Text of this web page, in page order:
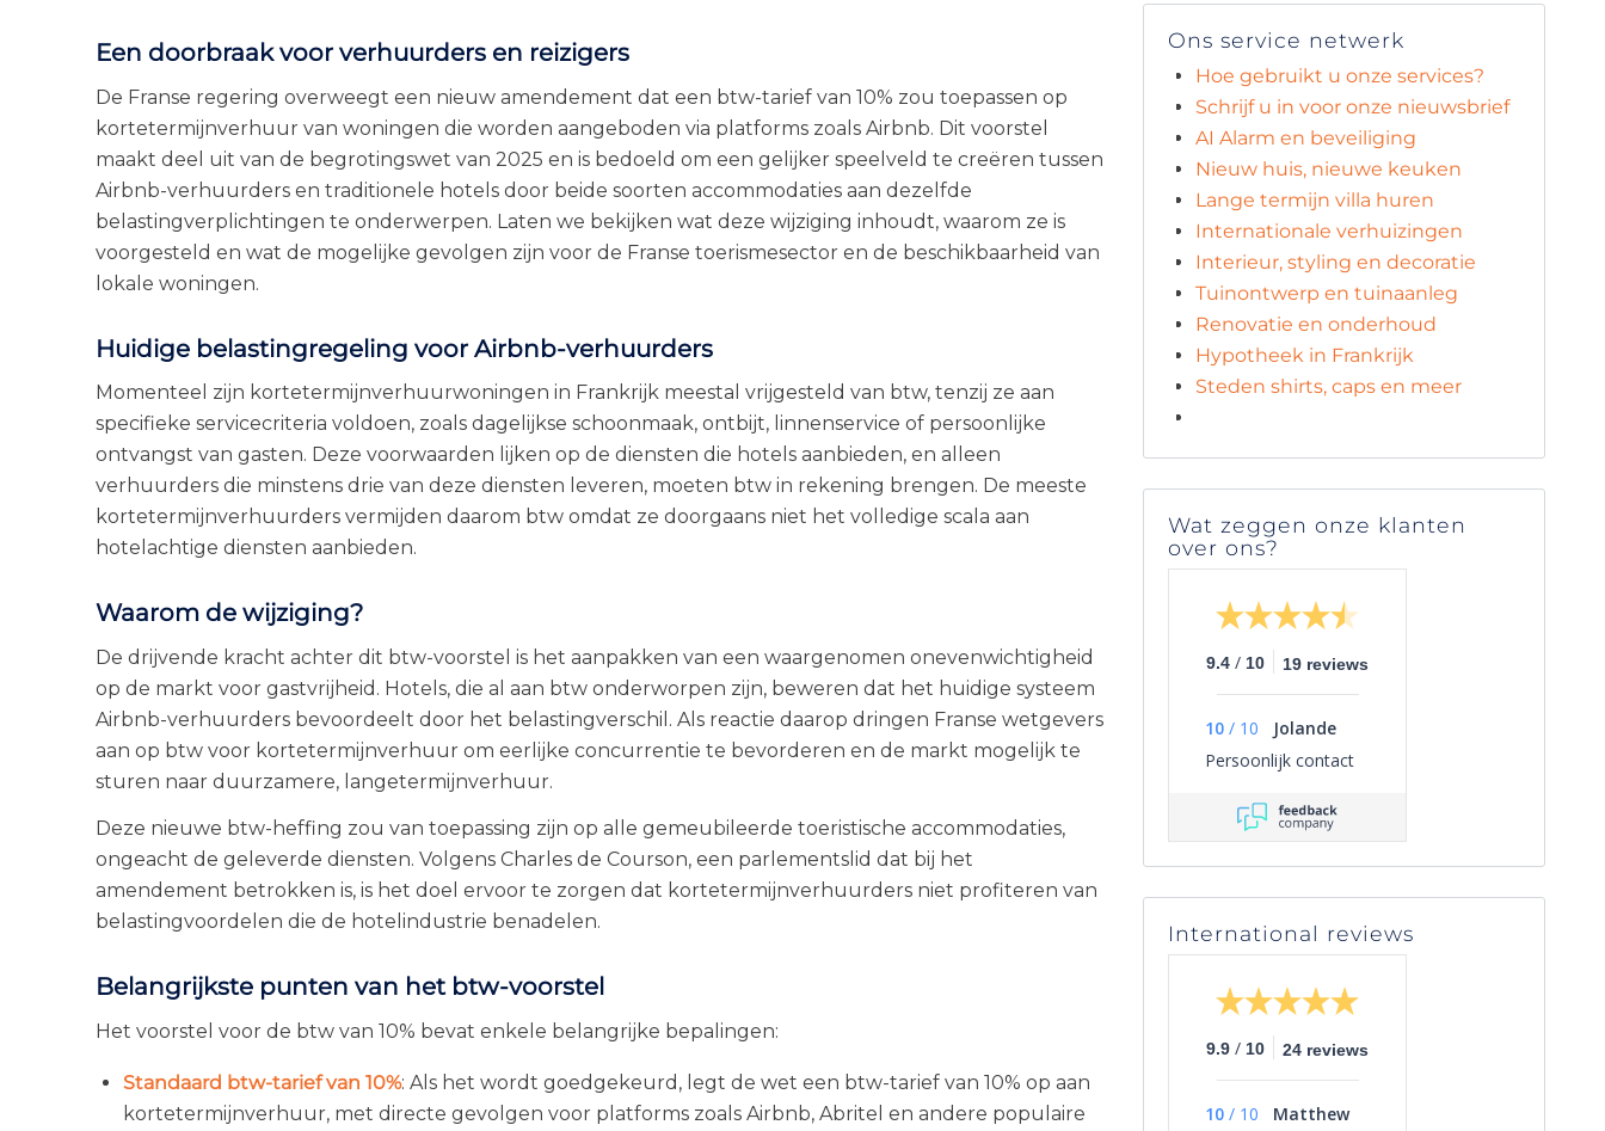
Een doorbraak voor verhuurders en reizigers
De Franse regering overweegt een nieuw amendement dat een btw-tarief van 10% zou toepassen op
kortetermijnverhuur van woningen die worden aangeboden via platforms zoals Airbnb. Dit voorstel
maakt deel uit van de begrotingswet van 2025 en is bedoeld om een gelijker speelveld te creëren tussen
Airbnb-verhuurders en traditionele hotels door beide soorten accommodaties aan dezelfde
belastingverplichtingen te onderwerpen. Laten we bekijken wat deze wijziging inhoudt, waarom ze is
voorgesteld en wat de mogelijke gevolgen zijn voor de Franse toerismesector en de beschikbaarheid van
lokale woningen.
Huidige belastingregeling voor Airbnb-verhuurders
Momenteel zijn kortetermijnverhuurwoningen in Frankrijk meestal vrijgesteld van btw, tenzij ze aan
specifieke servicecriteria voldoen, zoals dagelijkse schoonmaak, ontbijt, linnenservice of persoonlijke
ontvangst van gasten. Deze voorwaarden lijken op de diensten die hotels aanbieden, en alleen
verhuurders die minstens drie van deze diensten leveren, moeten btw in rekening brengen. De meeste
kortetermijnverhuurders vermijden daarom btw omdat ze doorgaans niet het volledige scala aan
hotelachtige diensten aanbieden.
Waarom de wijziging?
De drijvende kracht achter dit btw-voorstel is het aanpakken van een waargenomen onevenwichtigheid
op de markt voor gastvrijheid. Hotels, die al aan btw onderworpen zijn, beweren dat het huidige systeem
Airbnb-verhuurders bevoordeelt door het belastingverschil. Als reactie daarop dringen Franse wetgevers
aan op btw voor kortetermijnverhuur om eerlijke concurrentie te bevorderen en de markt mogelijk te
sturen naar duurzamere, langetermijnverhuur.
Deze nieuwe btw-heffing zou van toepassing zijn op alle gemeubileerde toeristische accommodaties,
ongeacht de geleverde diensten. Volgens Charles de Courson, een parlementslid dat bij het
amendement betrokken is, is het doel ervoor te zorgen dat kortetermijnverhuurders niet profiteren van
belastingvoordelen die de hotelindustrie benadelen.
Belangrijkste punten van het btw-voorstel
Het voorstel voor de btw van 10% bevat enkele belangrijke bepalingen:
Standaard btw-tarief van 10%: Als het wordt goedgekeurd, legt de wet een btw-tarief van 10% op aan
kortetermijnverhuur, met directe gevolgen voor platforms zoals Airbnb, Abritel en andere populaire
Ons service netwerk
Hoe gebruikt u onze services?
Schrijf u in voor onze nieuwsbrief
AI Alarm en beveiliging
Nieuw huis, nieuwe keuken
Lange termijn villa huren
Internationale verhuizingen
Interieur, styling en decoratie
Tuinontwerp en tuinaanleg
Renovatie en onderhoud
Hypotheek in Frankrijk
Steden shirts, caps en meer
Wat zeggen onze klanten
over ons?
9.4 / 10 19 reviews
10 / 10
Jolande
Persoonlijk contact
International reviews
9.9 / 10 24 reviews
10 / 10
Matthew